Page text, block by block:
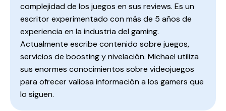
complejidad de los juegos en sus reviews. Es un
escritor experimentado con más de 5 años de
experiencia en la industria del gaming.
Actualmente escribe contenido sobre juegos,
servicios de boosting y nivelación. Michael utiliza
sus enormes conocimientos sobre videojuegos
para ofrecer valiosa información a los gamers que
lo siguen.